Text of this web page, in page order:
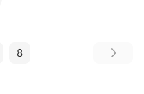
8